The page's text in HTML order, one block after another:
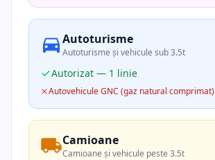
Autoturisme
Autoturisme și vehicule sub 3.5t
Autorizat — 1 linie
Autovehicule GNC (gaz natural comprimat)
Camioane
Camioane și vehicule peste 3.5t